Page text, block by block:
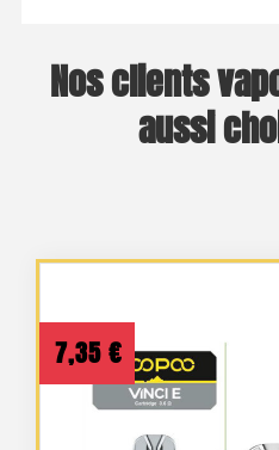
Nos clients
aussi
7,35 €